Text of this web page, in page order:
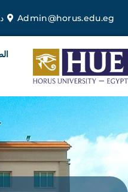
المحتوى
Admin@horus.edu.eg